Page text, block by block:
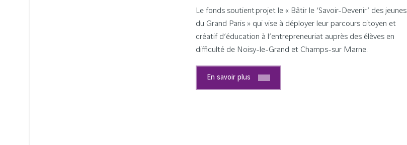
Le fonds soutient projet le « Bâtir le ‘Savoir-Devenir’ des jeunes
du Grand Paris » qui vise à déployer leur parcours citoyen et
créatif d’éducation à l’entrepreneuriat auprès des élèves en
difficulté de Noisy-le-Grand et Champs-sur Marne.
En savoir plus